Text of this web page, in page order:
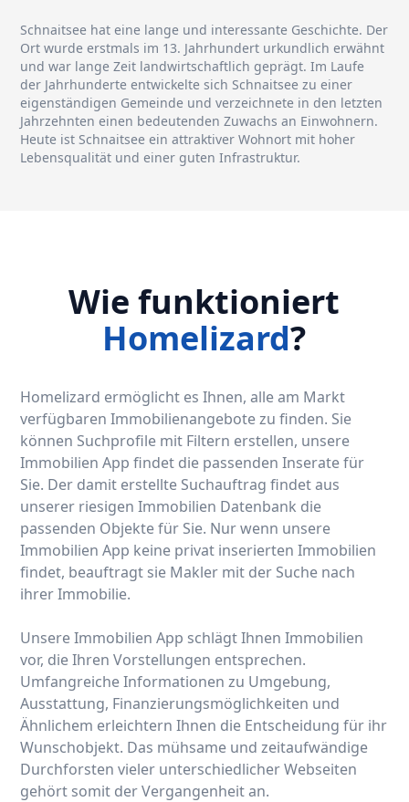
Schnaitsee hat eine lange und interessante Geschichte. Der
Ort wurde erstmals im 13. Jahrhundert urkundlich erwähnt
und war lange Zeit landwirtschaftlich geprägt. Im Laufe
der Jahrhunderte entwickelte sich Schnaitsee zu einer
eigenständigen Gemeinde und verzeichnete in den letzten
Jahrzehnten einen bedeutenden Zuwachs an Einwohnern.
Heute ist Schnaitsee ein attraktiver Wohnort mit hoher
Lebensqualität und einer guten Infrastruktur.
Wie funktioniert
Homelizard?
Homelizard ermöglicht es Ihnen, alle am Markt
verfügbaren Immobilienangebote zu finden. Sie
können Suchprofile mit Filtern erstellen, unsere
Immobilien App findet die passenden Inserate für
Sie. Der damit erstellte Suchauftrag findet aus
unserer riesigen Immobilien Datenbank die
passenden Objekte für Sie. Nur wenn unsere
Immobilien App keine privat inserierten Immobilien
findet, beauftragt sie Makler mit der Suche nach
ihrer Immobilie.
Unsere Immobilien App schlägt Ihnen Immobilien
vor, die Ihren Vorstellungen entsprechen.
Umfangreiche Informationen zu Umgebung,
Ausstattung, Finanzierungsmöglichkeiten und
Ähnlichem erleichtern Ihnen die Entscheidung für ihr
Wunschobjekt. Das mühsame und zeitaufwändige
Durchforsten vieler unterschiedlicher Webseiten
gehört somit der Vergangenheit an.